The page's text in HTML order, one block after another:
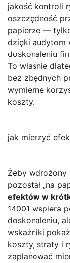
jakość kontroli
oszczędność
papierze —
dzięki audytom
doskonaleniu
To właśnie
bez zbędnych
wymierne
koszty.
jak mierzyć
Żeby wdrożony
pozostał „na
efektów w
14001 wspiera
doskonaleniu,
wskaźniki
koszty, straty i
zaplanować